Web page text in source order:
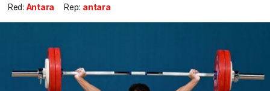
Red: Antara Rep: antara